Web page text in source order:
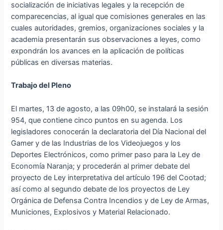
socialización de iniciativas legales y la recepción de
comparecencias, al igual que comisiones generales en las
cuales autoridades, gremios, organizaciones sociales y la
academia presentarán sus observaciones a leyes, como
expondrán los avances en la aplicación de políticas
públicas en diversas materias.
Trabajo del Pleno
El martes, 13 de agosto, a las 09h00, se instalará la sesión
954, que contiene cinco puntos en su agenda. Los
legisladores conocerán la declaratoria del Día Nacional del
Gamer y de las Industrias de los Videojuegos y los
Deportes Electrónicos, como primer paso para la Ley de
Economía Naranja; y procederán al primer debate del
proyecto de Ley interpretativa del artículo 196 del Cootad;
así como al segundo debate de los proyectos de Ley
Orgánica de Defensa Contra Incendios y de Ley de Armas,
Municiones, Explosivos y Material Relacionado.